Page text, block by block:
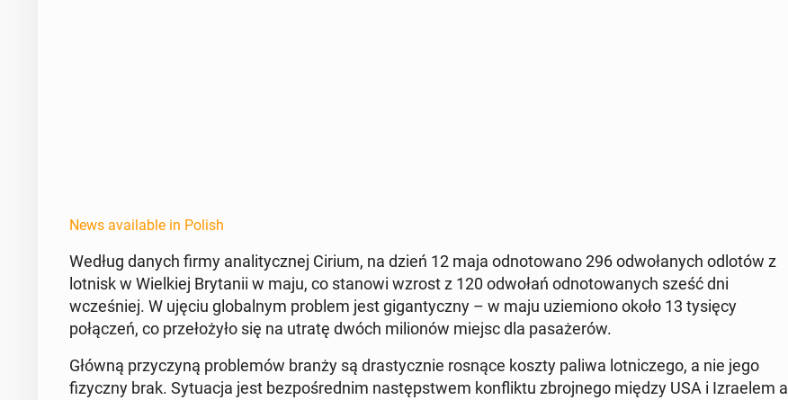
News available in Polish
Według danych firmy anal­i­ty­cznej Cirium, na dzień 12 maja odno­towano 296 odwołanych odlotów z
lotnisk w Wielkiej Bry­tanii w maju, co stanowi wzrost z 120 odwołań odno­towanych sześć dni
wcześniej. W ujęciu glob­al­nym problem jest gi­gan­ty­czny – w maju uziemiono około 13 tysięcy
połączeń, co przełożyło się na utratę dwóch mil­ionów miejsc dla pasażerów.
Główną przy­czyną prob­lemów branży są drasty­cznie rosnące koszty paliwa lot­niczego, a nie jego
fizy­czny brak. Sytu­ac­ja jest bezpośred­nim następst­wem kon­flik­tu zbro­jnego między USA i Izraelem a